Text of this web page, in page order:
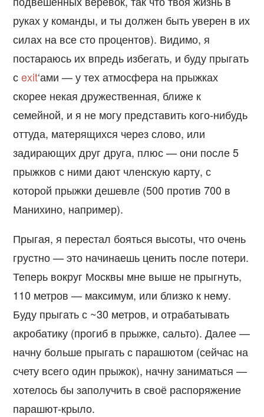
руках у команды, и ты должен быть уверен в их
силах на все сто процентов). Видимо, я
постараюсь их впредь избегать, и буду прыгать
сexit‘ами — у тех атмосфера на прыжках
скорее некая дружественная, ближе к
семейной, и я не могу представить кого-нибудь
оттуда, матерящихся через слово, или
задирающих друг друга, плюс — они после 5
прыжков с ними дают членскую карту, с
которой прыжки дешевле (500 против 700 в
Манихино, например).
Прыгая, я перестал бояться высоты, что очень
грустно — это начинаешь ценить после потери.
Теперь вокруг Москвы мне выше не прыгнуть,
110 метров — максимум, или близко к нему.
Буду прыгать с ~30 метров, и отрабатывать
акробатику (прогиб в прыжке, сальто). Далее —
начну больше прыгать с парашютом (сейчас на
счету всего один прыжок), начну заниматься —
хотелось бы заполучить в своё распоряжение
парашют-крыло.